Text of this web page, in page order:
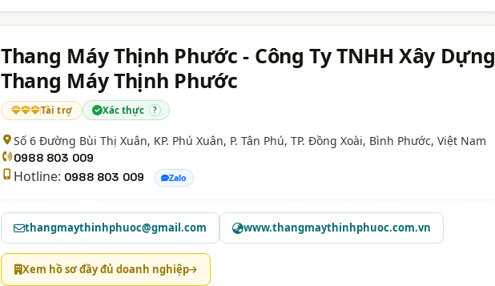
Thang Máy Thịnh Phước - Công Ty TNHH Xây Dựng
Thang Máy Thịnh Phước
Tài trợ Xác thực ?
Số 6 Đường Bùi Thị Xuân, KP. Phú Xuân, P. Tân Phú, TP. Đồng Xoài, Bình Phước, Việt Nam
0988 803 009
Hotline: 0988 803 009 Zalo
thangmaythinhphuoc@gmail.com www.thangmaythinhphuoc.com.vn
Xem hồ sơ đầy đủ doanh nghiệp